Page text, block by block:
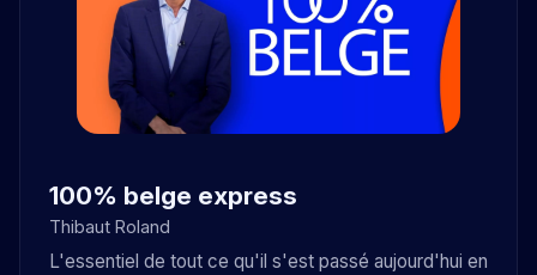
100% belge express
Thibaut Roland
L'essentiel de tout ce qu'il s'est passé aujourd'hui en